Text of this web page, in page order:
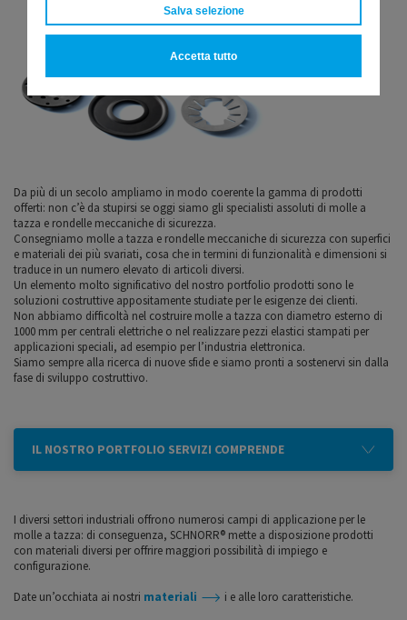
Salva selezione
Accetta tutto
Da più di un secolo ampliamo in modo coerente la gamma di prodotti
offerti: non c’è da stupirsi se oggi siamo gli specialisti assoluti di molle a
tazza e rondelle meccaniche di sicurezza.
Consegniamo molle a tazza e rondelle meccaniche di sicurezza con superfici
e materiali dei più svariati, cosa che in termini di funzionalità e dimensioni si
traduce in un numero elevato di articoli diversi.
Un elemento molto significativo del nostro portfolio prodotti sono le
soluzioni costruttive appositamente studiate per le esigenze dei clienti.
Non abbiamo difficoltà nel costruire molle a tazza con diametro esterno di
1000 mm per centrali elettriche o nel realizzare pezzi elastici stampati per
applicazioni speciali, ad esempio per l’industria elettronica.
Siamo sempre alla ricerca di nuove sfide e siamo pronti a sostenervi sin dalla
fase di sviluppo costruttivo.
IL NOSTRO PORTFOLIO SERVIZI COMPRENDE
I diversi settori industriali offrono numerosi campi di applicazione per le
molle a tazza: di conseguenza, SCHNORR® mette a disposizione prodotti
con materiali diversi per offrire maggiori possibilità di impiego e
configurazione.
Date un’occhiata ai nostri materiali i e alle loro caratteristiche.